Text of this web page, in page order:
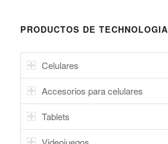
PRODUCTOS DE TECHNOLOGIA
Celulares
Accesorios para celulares
Tablets